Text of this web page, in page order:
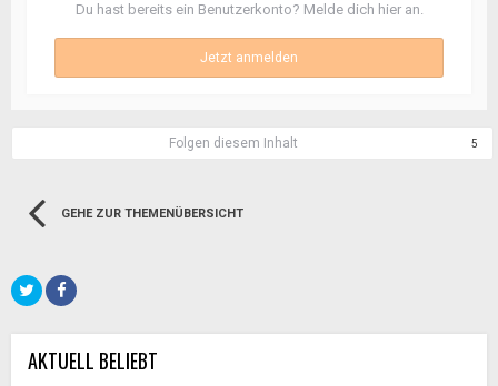
Du hast bereits ein Benutzerkonto? Melde dich hier an.
Jetzt anmelden
Folgen diesem Inhalt 5
GEHE ZUR THEMENÜBERSICHT
AKTUELL BELIEBT